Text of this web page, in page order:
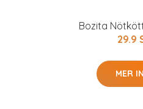
Bozita
29.9
MER